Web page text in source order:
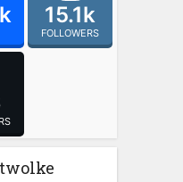
15.1k
FOLLOWERS